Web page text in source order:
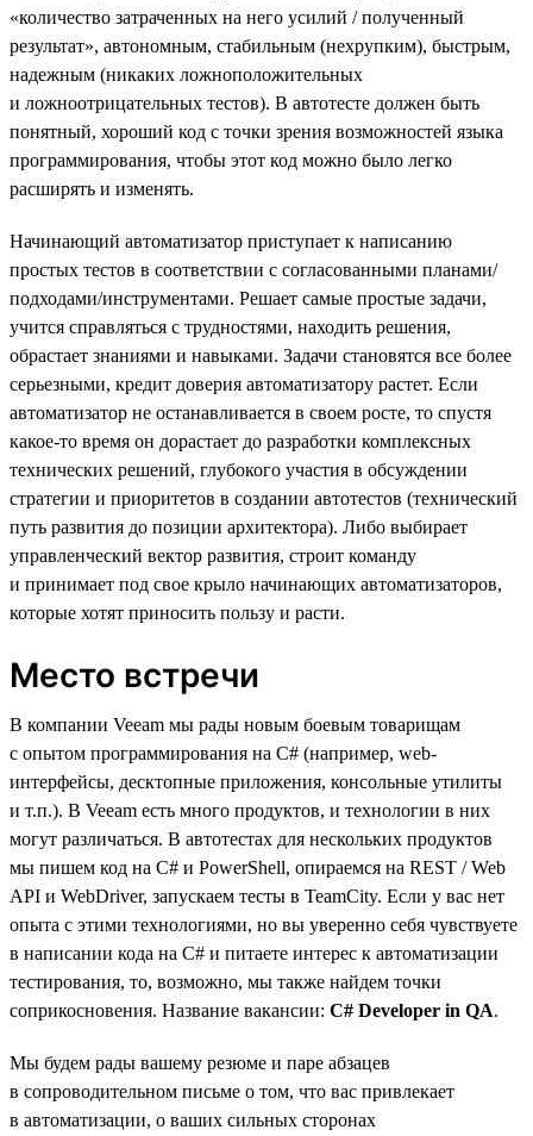
«количество затраченных на него усилий / полученный
результат», автономным, стабильным (нехрупким), быстрым,
надежным (никаких ложноположительных
и ложноотрицательных тестов). В автотесте должен быть
понятный, хороший код с точки зрения возможностей языка
программирования, чтобы этот код можно было легко
расширять и изменять.
Начинающий автоматизатор приступает к написанию
простых тестов в соответствии с согласованными планами/
подходами/инструментами. Решает самые простые задачи,
учится справляться с трудностями, находить решения,
обрастает знаниями и навыками. Задачи становятся все более
серьезными, кредит доверия автоматизатору растет. Если
автоматизатор не останавливается в своем росте, то спустя
какое-то время он дорастает до разработки комплексных
технических решений, глубокого участия в обсуждении
стратегии и приоритетов в создании автотестов (технический
путь развития до позиции архитектора). Либо выбирает
управленческий вектор развития, строит команду
и принимает под свое крыло начинающих автоматизаторов,
которые хотят приносить пользу и расти.
Место встречи
В компании Veeam мы рады новым боевым товарищам
с опытом программирования на C# (например, web-
интерфейсы, десктопные приложения, консольные утилиты
и т.п.). В Veeam есть много продуктов, и технологии в них
могут различаться. В автотестах для нескольких продуктов
мы пишем код на C# и PowerShell, опираемся на REST / Web
API и WebDriver, запускаем тесты в TeamCity. Если у вас нет
опыта с этими технологиями, но вы уверенно себя чувствуете
в написании кода на C# и питаете интерес к автоматизации
тестирования, то, возможно, мы также найдем точки
соприкосновения. Название вакансии: C# Developer in QA.
Мы будем рады вашему резюме и паре абзацев
в сопроводительном письме о том, что вас привлекает
в автоматизации, о ваших сильных сторонах